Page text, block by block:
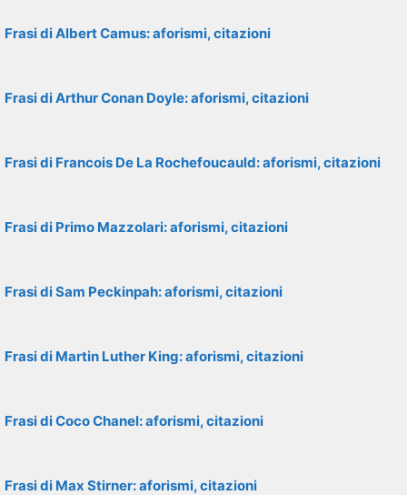
Frasi di Albert Camus: aforismi, citazioni
Frasi di Arthur Conan Doyle: aforismi, citazioni
Frasi di Francois De La Rochefoucauld: aforismi, citazioni
Frasi di Primo Mazzolari: aforismi, citazioni
Frasi di Sam Peckinpah: aforismi, citazioni
Frasi di Martin Luther King: aforismi, citazioni
Frasi di Coco Chanel: aforismi, citazioni
Frasi di Max Stirner: aforismi, citazioni